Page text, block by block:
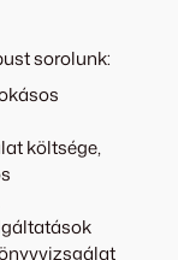
sorolunk:
költsége,